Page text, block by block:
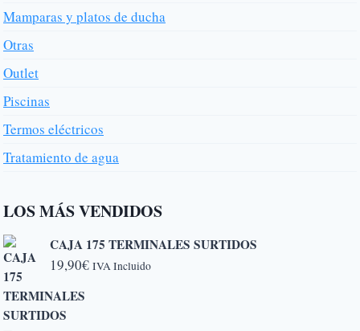
Mamparas y platos de ducha
Otras
Outlet
Piscinas
Termos eléctricos
Tratamiento de agua
LOS MÁS VENDIDOS
CAJA 175 TERMINALES SURTIDOS
19,90€ IVA Incluido